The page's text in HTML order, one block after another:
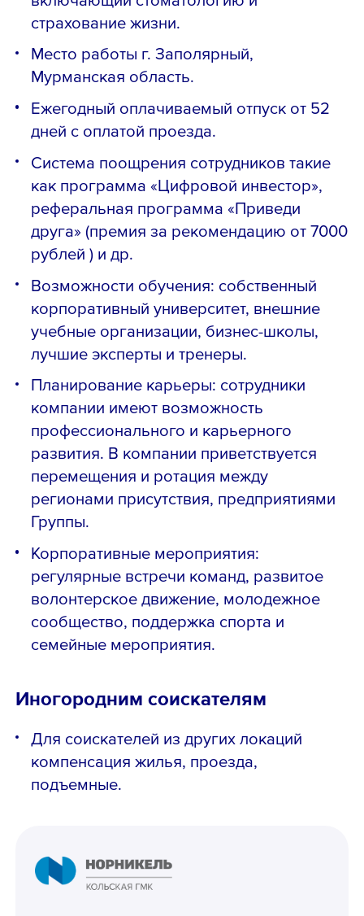
страхование жизни.
Место работы г. Заполярный,
Мурманская область.
Ежегодный оплачиваемый отпуск от 52
дней с оплатой проезда.
Система поощрения сотрудников такие
как программа «Цифровой инвестор»,
реферальная программа «Приведи
друга» (премия за рекомендацию от 7000
рублей ) и др.
Возможности обучения: собственный
корпоративный университет, внешние
учебные организации, бизнес-школы,
лучшие эксперты и тренеры.
Планирование карьеры: сотрудники
компании имеют возможность
профессионального и карьерного
развития. В компании приветствуется
перемещения и ротация между
регионами присутствия, предприятиями
Группы.
Корпоративные мероприятия:
регулярные встречи команд, развитое
волонтерское движение, молодежное
сообщество, поддержка спорта и
семейные мероприятия.
Иногородним соискателям
Для соискателей из других локаций
компенсация жилья, проезда,
подъемные.